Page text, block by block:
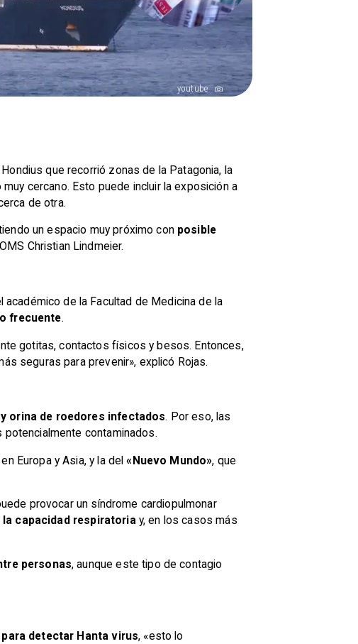
youtube
que recorrió zonas de la Patagonia, la
cercano. Esto puede incluir la exposición a
de otra.
un espacio muy próximo con posible
Christian Lindmeier.
de la Facultad de Medicina de la
frecuente.
gotitas, contactos físicos y besos. Entonces,
seguras para prevenir», explicó Rojas.
orina de roedores infectados. Por eso, las
potencialmente contaminados.
Europa y Asia, y la del«Nuevo Mundo», que
provocar un síndrome cardiopulmonar
capacidad respiratoriay, en los casos más
personas, aunque este tipo de contagio
detectar Hanta virus, «esto lo